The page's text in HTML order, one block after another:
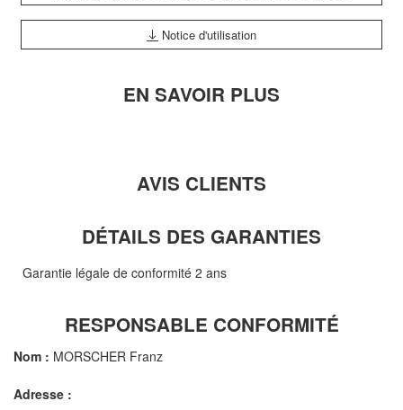
Notice d'utilisation
EN SAVOIR PLUS
AVIS CLIENTS
DÉTAILS DES GARANTIES
Garantie légale de conformité 2 ans
RESPONSABLE CONFORMITÉ
Nom : MORSCHER Franz
Adresse :